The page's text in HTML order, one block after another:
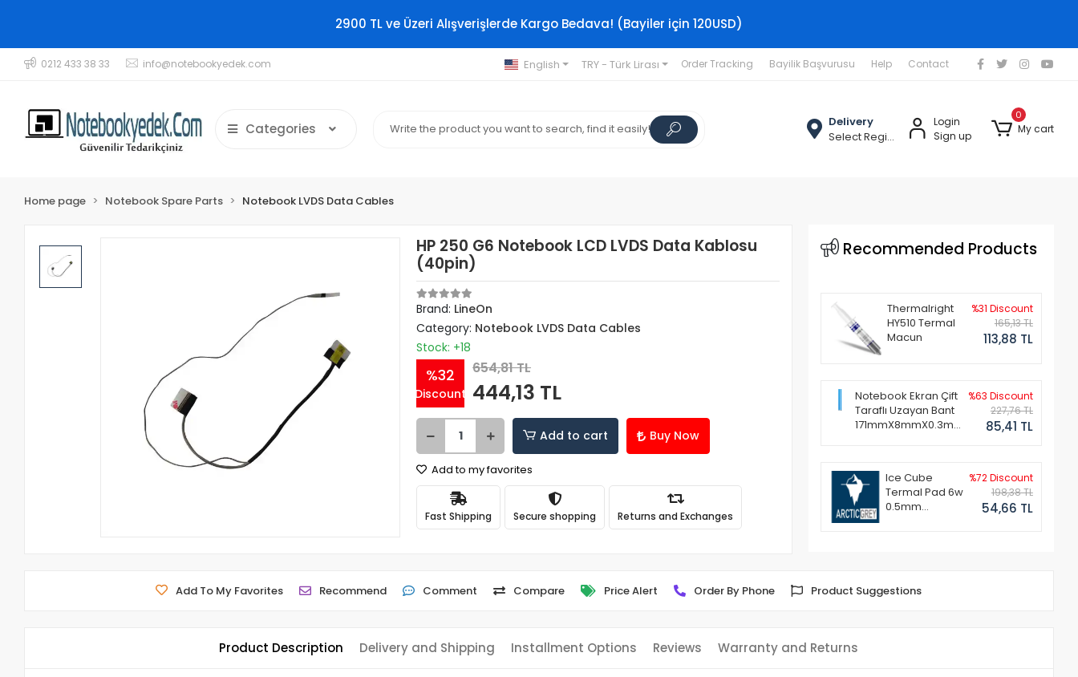
2900 TL ve Üzeri Alışverişlerde Kargo Bedava! (Bayiler için 120USD)
0212 433 38 33 info@notebookyedek.com English TRY - Türk Lirası Order Tracking Bayilik Başvurusu Help Contact
Categories
Delivery
Select Region
Login
Sign up
0
My cart
Home page Notebook Spare Parts Notebook LVDS Data Cables
HP 250 G6 Notebook LCD LVDS Data Kablosu
(40pin)
Brand: LineOn
Category: Notebook LVDS Data Cables
Stock: +18
%32
Discount
654,81 TL
444,13 TL
Add to cart Buy Now
Add to my favorites
Fast Shipping Secure shopping Returns and Exchanges
Recommended Products
Thermalright
HY510 Termal
Macun
%31 Discount
165,13 TL
113,88 TL
Notebook Ekran Çift
Taraflı Uzayan Bant
171mmX8mmX0.3mm
%63 Discount
227,76 TL
85,41 TL
Ice Cube
Termal Pad 6w
0.5mm
%72 Discount
198,38 TL
54,66 TL
Add To My Favorites Recommend Comment Compare Price Alert Order By Phone Product Suggestions
Product Description Delivery and Shipping Installment Options Reviews Warranty and Returns